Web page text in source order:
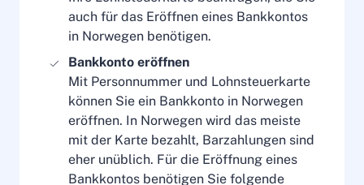
auch für das Eröffnen eines Bankkontos
in Norwegen benötigen.
Bankkonto eröffnen
Mit Personnummer und Lohnsteuerkarte
können Sie ein Bankkonto in Norwegen
eröffnen. In Norwegen wird das meiste
mit der Karte bezahlt, Barzahlungen sind
eher unüblich. Für die Eröffnung eines
Bankkontos benötigen Sie folgende